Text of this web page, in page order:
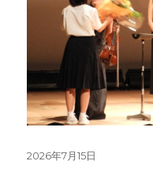
投
2026年7月15日